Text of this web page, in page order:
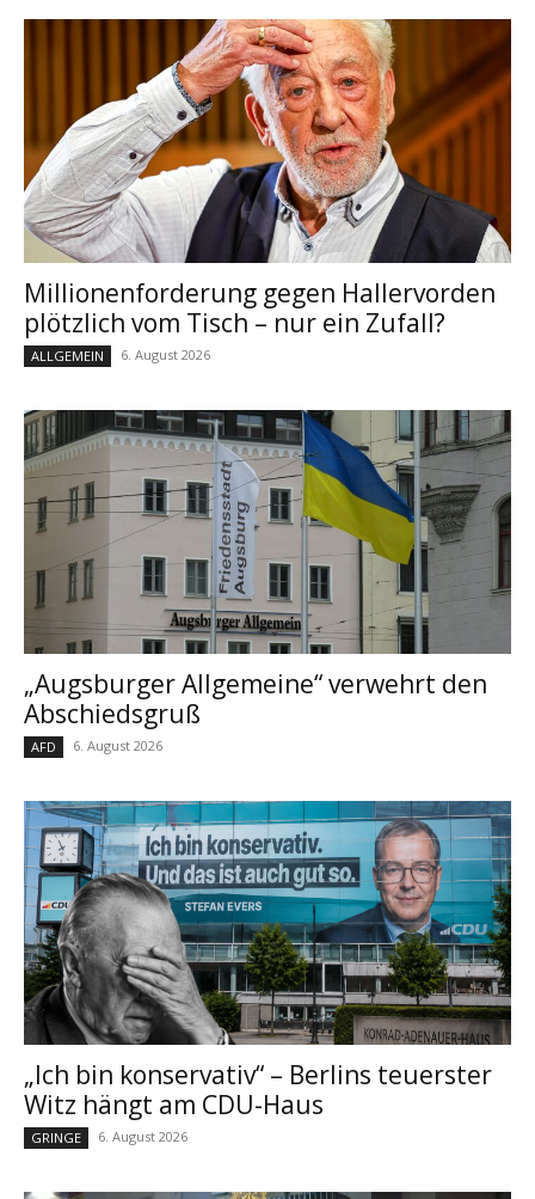
Millionenforderung gegen Hallervorden
plötzlich vom Tisch – nur ein Zufall?
ALLGEMEIN 6. August 2026
„Augsburger Allgemeine“ verwehrt den
Abschiedsgruß
AFD 6. August 2026
„Ich bin konservativ“ – Berlins teuerster
Witz hängt am CDU-Haus
GRINGE 6. August 2026